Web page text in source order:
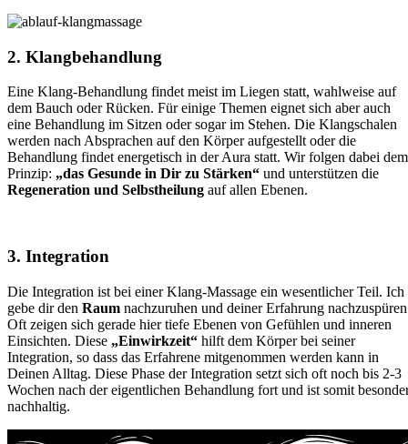
2. Klangbehandlung
Eine Klang-Behandlung findet meist im Liegen statt, wahlweise auf
dem Bauch oder Rücken. Für einige Themen eignet sich aber auch
eine Behandlung im Sitzen oder sogar im Stehen. Die Klangschalen
werden nach Absprachen auf den Körper aufgestellt oder die
Behandlung findet energetisch in der Aura statt. Wir folgen dabei dem
Prinzip: „das Gesunde in Dir zu Stärken“ und unterstützen die
Regeneration und Selbstheilung auf allen Ebenen.
3. Integration
Die Integration ist bei einer Klang-Massage ein wesentlicher Teil. Ich
gebe dir den Raum nachzuruhen und deiner Erfahrung
Oft zeigen sich gerade hier tiefe Ebenen von Gefühlen und inneren
Einsichten. Diese „Einwirkzeit“ hilft dem Körper bei seiner
Integration, so dass das Erfahrene mitgenommen werden kann in
Deinen Alltag. Diese Phase der Integration setzt sich oft noch bis 2-3
Wochen nach der eigentlichen Behandlung fort und ist somit
nachhaltig.